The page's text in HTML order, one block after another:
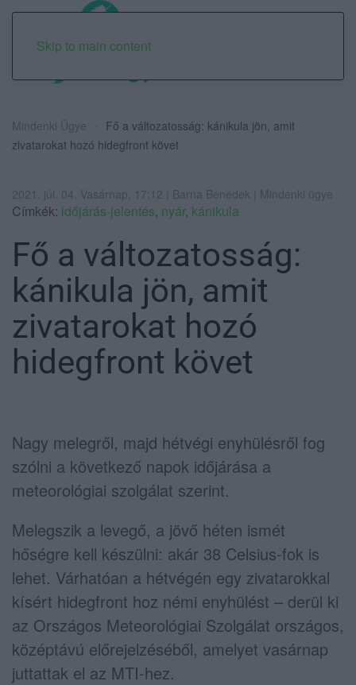
Skip to main content
Mindenki Ügye
Fő a változatosság: kánikula jön, amit
zivatarokat hozó hidegfront követ
2021. júl. 04. Vasárnap, 17:12 | Barna Benedek | Mindenki ügye
Címkék: időjárás-jelentés, nyár, kánikula
Fő a változatosság:
kánikula jön, amit
zivatarokat hozó
hidegfront követ
Nagy melegről, majd hétvégi enyhülésről fog
szólni a következő napok időjárása a
meteorológiai szolgálat szerint.
Melegszik a levegő, a jövő héten ismét
hőségre kell készülni: akár 38 Celsius-fok is
lehet. Várhatóan a hétvégén egy zivatarokkal
kísért hidegfront hoz némi enyhülést – derül ki
az Országos Meteorológiai Szolgálat országos,
középtávú előrejelzéséből, amelyet vasárnap
juttattak el az MTI-hez.